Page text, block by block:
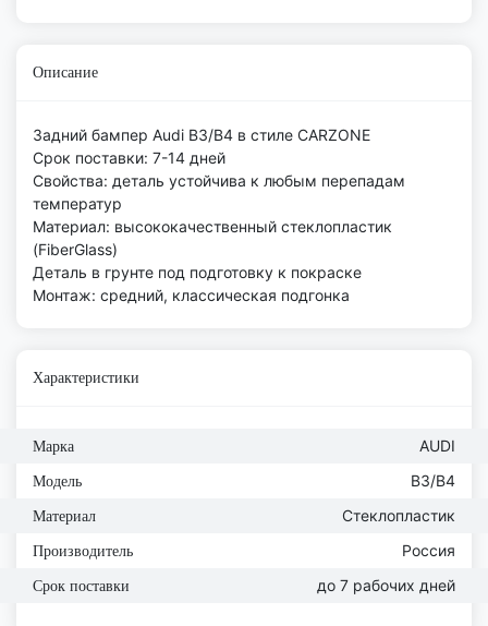
Описание
Задний бампер Audi B3/B4 в стиле CARZONE
Срок поставки: 7-14 дней
Свойства: деталь устойчива к любым перепадам
температур
Материал: высококачественный стеклопластик
(FiberGlass)
Деталь в грунте под подготовку к покраске
Монтаж: средний, классическая подгонка
Характеристики
Марка AUDI
Модель B3/B4
Материал Стеклопластик
Производитель Россия
Срок поставки до 7 рабочих дней